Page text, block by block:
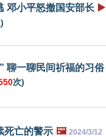
邓小平怒撤国安部长 ▶️
聊一聊民间祈福的习俗
次)
死亡的警示 🖼️ 2024/3/12